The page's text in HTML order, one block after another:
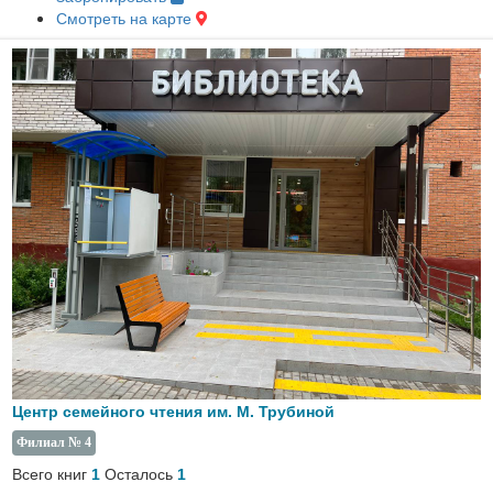
Смотреть на карте
Центр семейного чтения им. М. Трубиной
Филиал № 4
Всего книг 1 Осталось 1